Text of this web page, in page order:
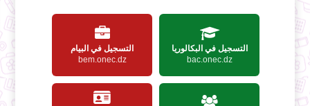
التسجيل في البكالوريا
bac.onec.dz
التسجيل في البيام
bem.onec.dz